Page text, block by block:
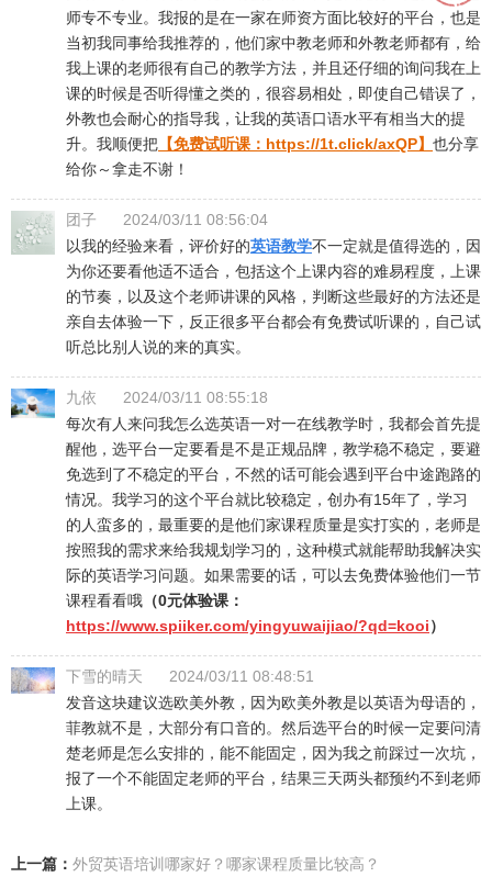
师专不专业。我报的是在一家在师资方面比较好的平台，也是
当初我同事给我推荐的，他们家中教老师和外教老师都有，给
我上课的老师很有自己的教学方法，并且还仔细的询问我在上
课的时候是否听得懂之类的，很容易相处，即使自己错误了，
外教也会耐心的指导我，让我的英语口语水平有相当大的提
升。我顺便把 【免费试听课： https://1t.click/axQP】 也分享
给你～拿走不谢！
团子
2024/03/11 08:56:04
以我的经验来看，评价好的英语教学不一定就是值得选的，因
为你还要看他适不适合，包括这个上课内容的难易程度，上课
的节奏，以及这个老师讲课的风格，判断这些最好的方法还是
亲自去体验一下，反正很多平台都会有免费试听课的，自己试
听总比别人说的来的真实。
九依
2024/03/11 08:55:18
每次有人来问我怎么选英语一对一在线教学时，我都会首先提
醒他，选平台一定要看是不是正规品牌，教学稳不稳定，要避
免选到了不稳定的平台，不然的话可能会遇到平台中途跑路的
情况。我学习的这个平台就比较稳定，创办有15年了，学习
的人蛮多的，最重要的是他们家课程质量是实打实的，老师是
按照我的需求来给我规划学习的，这种模式就能帮助我解决实
际的英语学习问题。如果需要的话，可以去免费体验他们一节
课程看看哦 （0元体验课：
https://www.spiiker.com/yingyuwaijiao/?qd=kooi）
下雪的晴天
2024/03/11 08:48:51
发音这块建议选欧美外教，因为欧美外教是以英语为母语的，
菲教就不是，大部分有口音的。然后选平台的时候一定要问清
楚老师是怎么安排的，能不能固定，因为我之前踩过一次坑，
报了一个不能固定老师的平台，结果三天两头都预约不到老师
上课。
上一篇： 外贸英语培训哪家好？哪家课程质量比较高？